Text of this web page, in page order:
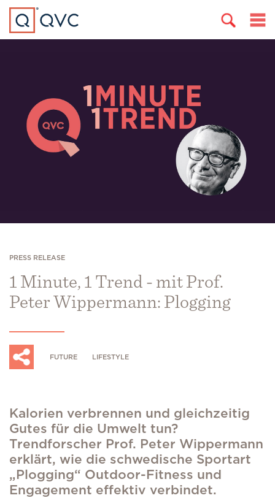
PRESS RELEASE
1 Minute, 1 Trend - mit Prof.
Peter Wippermann: Plogging
FUTURE LIFESTYLE
Kalorien verbrennen und gleichzeitig
Gutes für die Umwelt tun?
Trendforscher Prof. Peter Wippermann
erklärt, wie die schwedische Sportart
„Plogging“ Outdoor-Fitness und
Engagement effektiv verbindet.